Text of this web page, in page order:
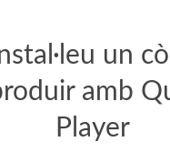
un
amb
Player